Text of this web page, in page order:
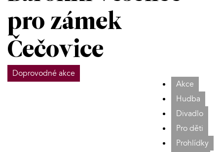
pro zámek
Čečovice
Doprovodné akce
Akce
Hudba
Divadlo
Pro děti
Prohlídky